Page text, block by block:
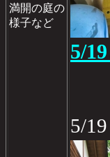
満開の庭の
様子など
5/
5/